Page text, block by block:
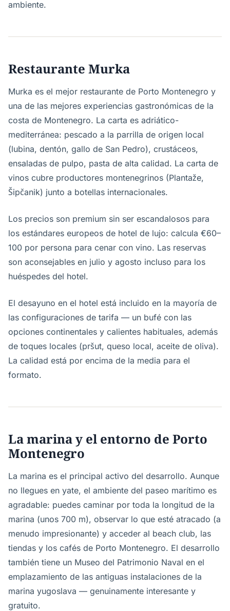
ambiente.
Restaurante Murka
Murka es el mejor restaurante de Porto Montenegro y
una de las mejores experiencias gastronómicas de la
costa de Montenegro. La carta es adriático-
mediterránea: pescado a la parrilla de origen local
(lubina, dentón, gallo de San Pedro), crustáceos,
ensaladas de pulpo, pasta de alta calidad. La carta de
vinos cubre productores montenegrinos (Plantaže,
Šipčanik) junto a botellas internacionales.
Los precios son premium sin ser escandalosos para
los estándares europeos de hotel de lujo: calcula €60–
100 por persona para cenar con vino. Las reservas
son aconsejables en julio y agosto incluso para los
huéspedes del hotel.
El desayuno en el hotel está incluido en la mayoría de
las configuraciones de tarifa — un bufé con las
opciones continentales y calientes habituales, además
de toques locales (pršut, queso local, aceite de oliva).
La calidad está por encima de la media para el
formato.
La marina y el entorno de Porto
Montenegro
La marina es el principal activo del desarrollo. Aunque
no llegues en yate, el ambiente del paseo marítimo es
agradable: puedes caminar por toda la longitud de la
marina (unos 700 m), observar lo que esté atracado (a
menudo impresionante) y acceder al beach club, las
tiendas y los cafés de Porto Montenegro. El desarrollo
también tiene un Museo del Patrimonio Naval en el
emplazamiento de las antiguas instalaciones de la
marina yugoslava — genuinamente interesante y
gratuito.